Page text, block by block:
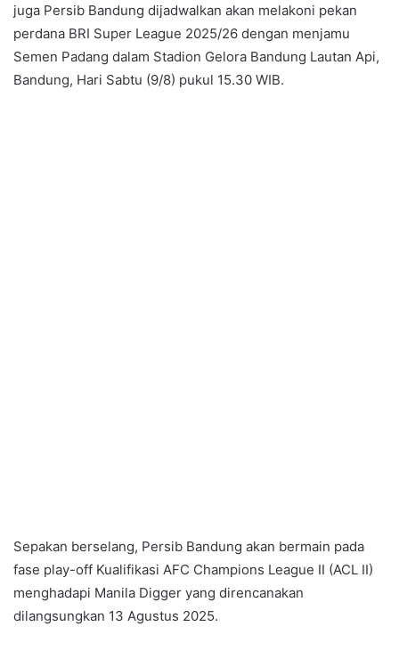
juga Persib Bandung dijadwalkan akan melakoni pekan
perdana BRI Super League 2025/26 dengan menjamu
Semen Padang dalam Stadion Gelora Bandung Lautan Api,
Bandung, Hari Sabtu (9/8) pukul 15.30 WIB.
Sepakan berselang, Persib Bandung akan bermain pada
fase play-off Kualifikasi AFC Champions League II (ACL II)
menghadapi Manila Digger yang direncanakan
dilangsungkan 13 Agustus 2025.